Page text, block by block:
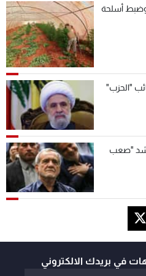
وضبط أسلحة
"الحزب"
"صعب
في بريدك الالكتروني